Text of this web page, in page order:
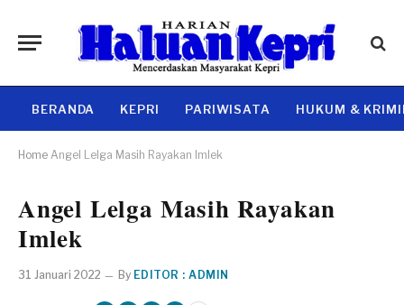
BERANDA KEPRI PARIWISATA HUKUM &
Home Angel Lelga Masih Rayakan Imlek
Angel Lelga Masih Rayakan
Imlek
31 Januari 2022 By EDITOR : ADMIN